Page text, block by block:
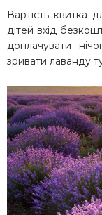
Вартість квитка
дітей вхід
доплачувати
зривати лаванду